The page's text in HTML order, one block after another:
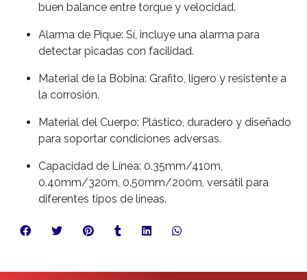
buen balance entre torque y velocidad.
Alarma de Pique: Sí, incluye una alarma para
detectar picadas con facilidad.
Material de la Bobina: Grafito, ligero y resistente a
la corrosión.
Material del Cuerpo: Plástico, duradero y diseñado
para soportar condiciones adversas.
Capacidad de Línea: 0.35mm/410m,
0.40mm/320m, 0.50mm/200m, versátil para
diferentes tipos de líneas.